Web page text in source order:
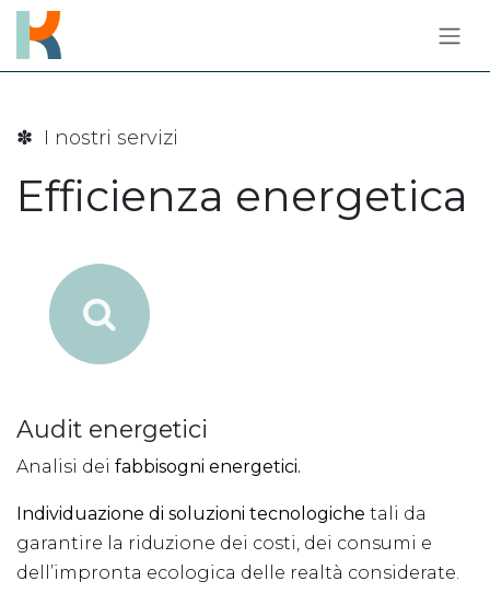
Passa al contenuto
✽ I nostri servizi
Efficienza energetica
Audit energetici
Analisi dei fabbisogni energetici.
Individuazione di soluzioni tecnologiche tali da
garantire la riduzione dei costi, dei consumi e
dell’impronta ecologica delle realtà considerate.